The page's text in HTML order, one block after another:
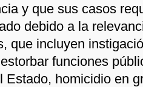
y que sus casos
debido a la
que incluyen
funciones
Estado, homicidio en